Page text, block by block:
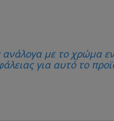
με το χρώμα
για αυτό το